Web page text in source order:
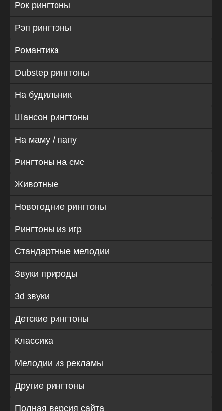
Рок рингтоны
Рэп рингтоны
Романтика
Dubstep рингтоны
На будильник
Шансон рингтоны
На маму / папу
Рингтоны на смс
Животные
Новогодние рингтоны
Рингтоны из игр
Стандартные мелодии
Звуки природы
3d звуки
Детские рингтоны
Классика
Мелодии из рекламы
Другие рингтоны
Полная версия сайта